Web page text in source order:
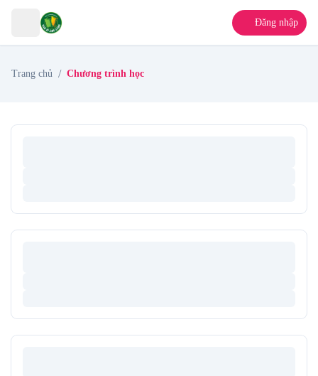
Đăng nhập
Trang chủ / Chương trình học